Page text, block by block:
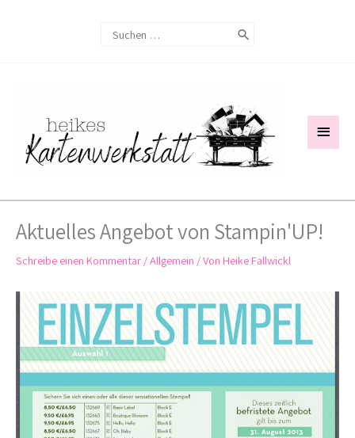
Search
Aktuelles Angebot von Stampin'UP!
Schreibe einen Kommentar /Allgemein / Von Heike Fallwickl